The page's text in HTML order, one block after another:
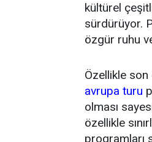
kültürel
sürdürüyor.
özgür ruhu
Özellikle
avrupa turu
olması
özellikle
programları